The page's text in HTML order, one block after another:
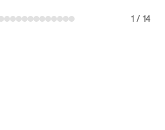
1/ 14